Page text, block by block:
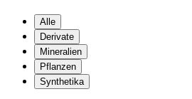
Alle
Derivate
Mineralien
Pflanzen
Synthetika